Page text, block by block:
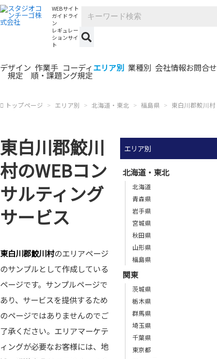
WEBサイト
ガイドライ
ン
レギュレー
ションサイ
ト
デザイン
規定
作業手
順・課題
コーディ
ング規定
エリア別 業種別 会社情報お問合せ
トップページ エリア別 北海道・東北 福島県 東白川郡鮫川村
東白川郡鮫川
村のWEBコン
サルティング
サービス
東白川郡鮫川村のエリアページ
のサンプルとして作成している
ページです。サンプルページで
あり、サービスを提供するため
のページではありませんのでご
了承ください。エリアマーケテ
ィングが必要なお客様には、地
エリア別
北海道・東北
北海道
青森県
岩手県
宮城県
秋田県
山形県
福島県
関東
茨城県
栃木県
群馬県
埼玉県
千葉県
東京都